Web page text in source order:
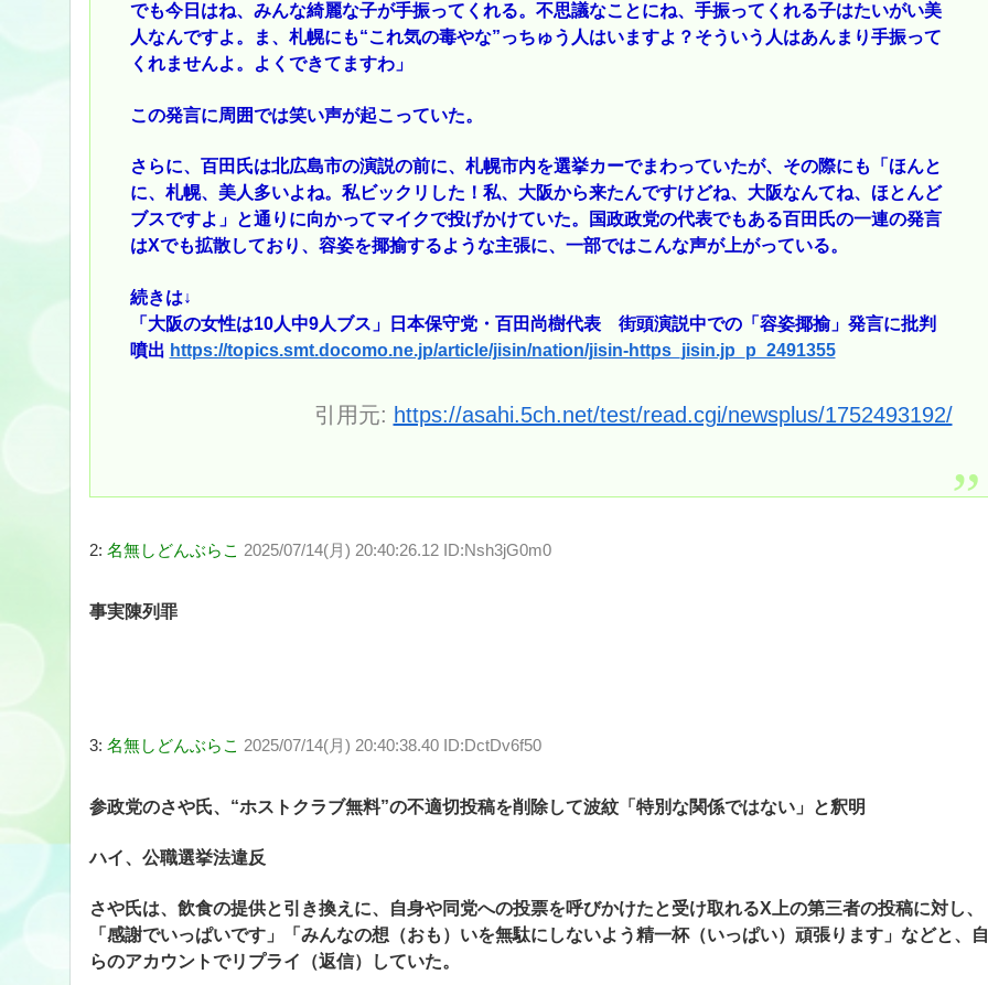
でも今日はね、みんな綺麗な子が手振ってくれる。不思議なことにね、手振ってくれる子はたいがい美
人なんですよ。ま、札幌にも“これ気の毒やな”っちゅう人はいますよ？そういう人はあんまり手振って
くれませんよ。よくできてますわ」
この発言に周囲では笑い声が起こっていた。
さらに、百田氏は北広島市の演説の前に、札幌市内を選挙カーでまわっていたが、その際にも「ほんと
に、札幌、美人多いよね。私ビックリした！私、大阪から来たんですけどね、大阪なんてね、ほとんど
ブスですよ」と通りに向かってマイクで投げかけていた。国政政党の代表でもある百田氏の一連の発言
はXでも拡散しており、容姿を揶揄するような主張に、一部ではこんな声が上がっている。
続きは↓
「大阪の女性は10人中9人ブス」日本保守党・百田尚樹代表 街頭演説中での「容姿揶揄」発言に批判
噴出 https://topics.smt.docomo.ne.jp/article/jisin/nation/jisin-https_jisin.jp_p_2491355
引用元: https://asahi.5ch.net/test/read.cgi/newsplus/1752493192/
2: 名無しどんぶらこ 2025/07/14(月) 20:40:26.12 ID:Nsh3jG0m0
事実陳列罪
3: 名無しどんぶらこ 2025/07/14(月) 20:40:38.40 ID:DctDv6f50
参政党のさや氏、“ホストクラブ無料”の不適切投稿を削除して波紋「特別な関係ではない」と釈明
ハイ、公職選挙法違反
さや氏は、飲食の提供と引き換えに、自身や同党への投票を呼びかけたと受け取れるX上の第三者の投稿に対し、
「感謝でいっぱいです」「みんなの想（おも）いを無駄にしないよう精一杯（いっぱい）頑張ります」などと、自
らのアカウントでリプライ（返信）していた。